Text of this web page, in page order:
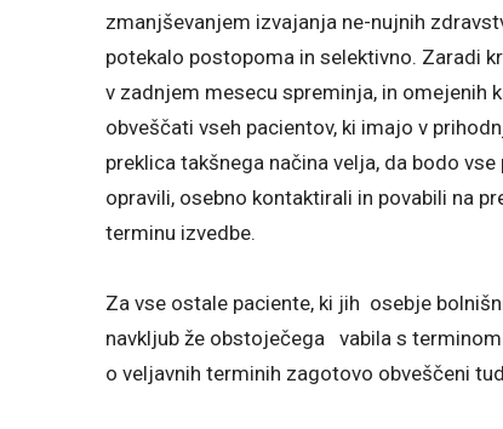
zmanjševanjem izvajanja ne-nujnih
potekalo postopoma in selektivno. Zaradi
v zadnjem mesecu spreminja, in omejenih
obveščati vseh pacientov, ki imajo v
preklica takšnega načina velja, da bodo
opravili, osebno kontaktirali in povabili na
terminu izvedbe.
Za vse ostale paciente, ki jih osebje
navkljub že obstoječega vabila s
o veljavnih terminih zagotovo obveščeni